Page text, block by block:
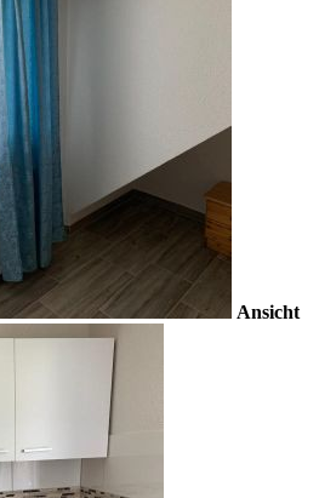
Ansicht